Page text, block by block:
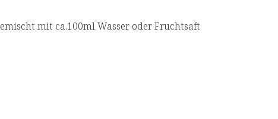
mit ca.100ml Wasser oder Fruchtsaft